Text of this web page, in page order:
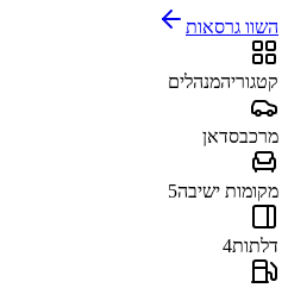
השוו גרסאות
קטגוריהמנהלים
מרכבסדאן
מקומות ישיבה5
דלתות4